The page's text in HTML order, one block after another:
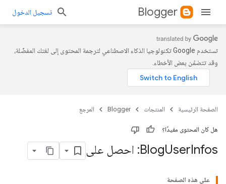
Blogger تسجيل الدخول
تستخدم Google تكنولوجيا الذكاء الاصطناعي لترجمة المحتوى إلى لغتك المفضّلة،
وقد تتضمّن بعض الأخطاء.
الصفحة الرئيسية المنتجات Blogger المرجع
هل كان المحتوى مفيدًا؟
BlogUserInfos: احصل على
على هذه الصفحة